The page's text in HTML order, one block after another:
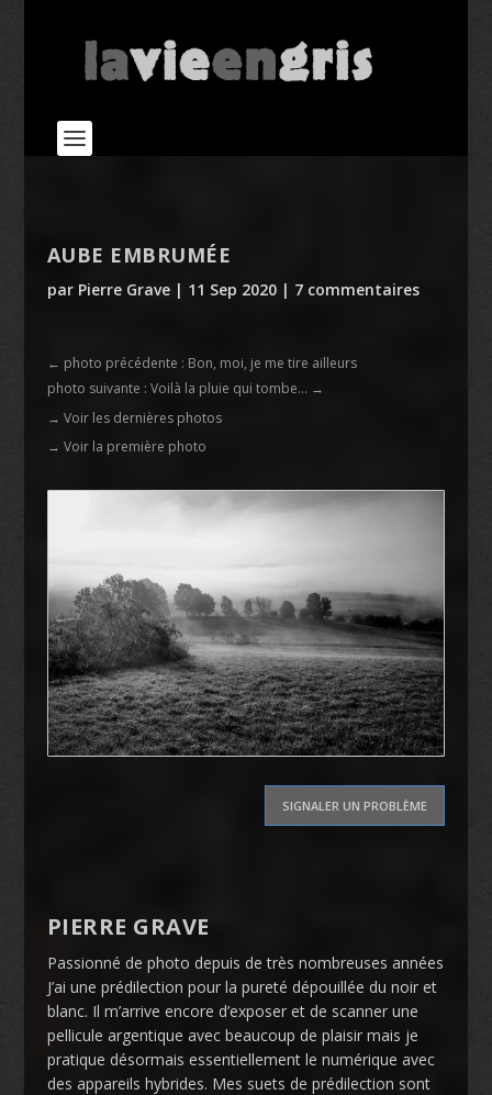
AUBE EMBRUMÉE
par Pierre Grave| 11 Sep 2020| 7 commentaires
← photo précédente : Bon, moi, je me tire ailleurs
photo suivante : Voilà la pluie qui tombe... →
→ Voir les dernières photos
→ Voir la première photo
SIGNALER UN PROBLÈME
PIERRE GRAVE
Passionné de photo depuis de très nombreuses années
J’ai une prédilection pour la pureté dépouillée du noir et
blanc. Il m’arrive encore d’exposer et de scanner une
pellicule argentique avec beaucoup de plaisir mais je
pratique désormais essentiellement le numérique avec
des appareils hybrides. Mes suets de prédilection sont